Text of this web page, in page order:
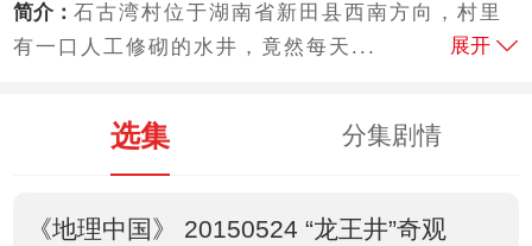
简介：石古湾村位于湖南省新田县西南方向，村里
有一口人工修砌的水井，竟然每天...
展开
选集 分集剧情
《地理中国》 20150524 “龙王井”奇观